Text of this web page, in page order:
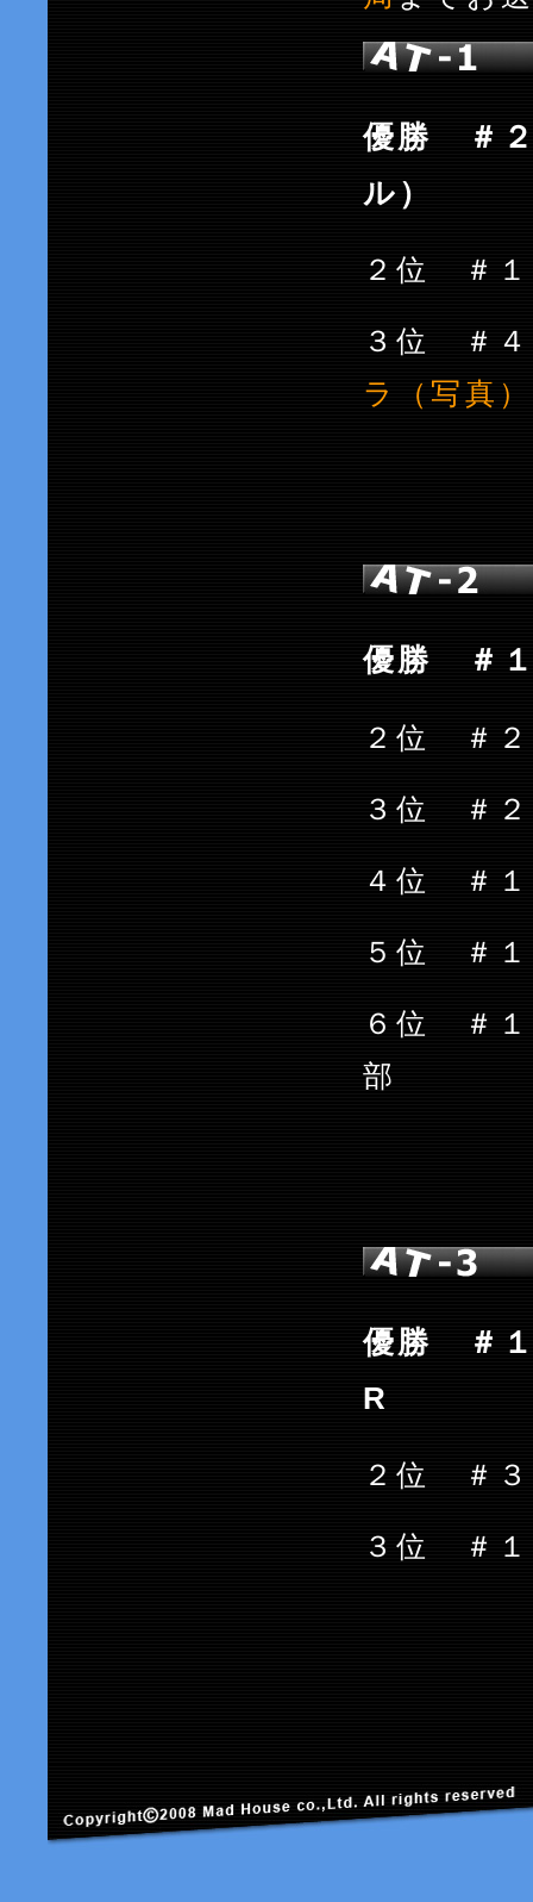
優勝 ＃
ル）
２位 ＃
３位 ＃
ラ（写真）
優勝 ＃
２位 ＃
３位 ＃
４位 ＃
５位 ＃
６位 ＃
部
優勝 ＃
R
２位 ＃
３位 ＃